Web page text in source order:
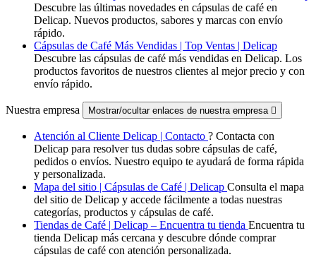
Descubre las últimas novedades en cápsulas de café en
Delicap. Nuevos productos, sabores y marcas con envío
rápido.
Cápsulas de Café Más Vendidas | Top Ventas | Delicap
Descubre las cápsulas de café más vendidas en Delicap. Los
productos favoritos de nuestros clientes al mejor precio y con
envío rápido.
Nuestra empresa Mostrar/ocultar enlaces de nuestra empresa 
Atención al Cliente Delicap | Contacto ? Contacta con
Delicap para resolver tus dudas sobre cápsulas de café,
pedidos o envíos. Nuestro equipo te ayudará de forma rápida
y personalizada.
Mapa del sitio | Cápsulas de Café | Delicap Consulta el mapa
del sitio de Delicap y accede fácilmente a todas nuestras
categorías, productos y cápsulas de café.
Tiendas de Café | Delicap – Encuentra tu tienda Encuentra tu
tienda Delicap más cercana y descubre dónde comprar
cápsulas de café con atención personalizada.